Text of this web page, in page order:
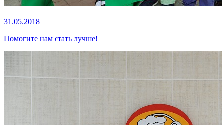
31.05.2018
Помогите нам стать лучше!